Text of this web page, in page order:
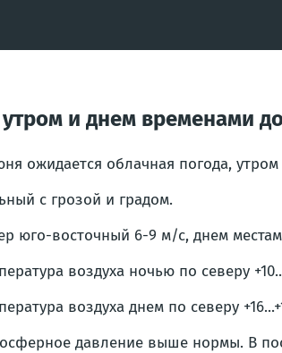
и днем временами
ожидается облачная погода,
с грозой и градом.
юго-восточный 6-9 м/с, днем
воздуха ночью по северу
воздуха днем по северу
давление выше нормы. В